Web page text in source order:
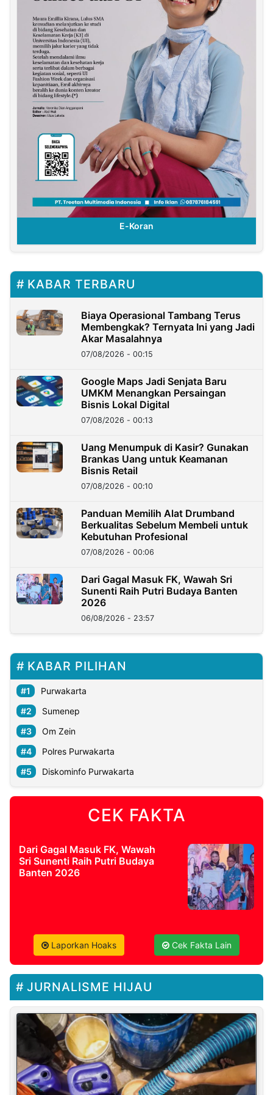
E-Koran
KABAR TERBARU
Biaya Operasional Tambang Terus
Membengkak? Ternyata Ini yang Jadi
Akar Masalahnya
07/08/2026 - 00:15
Google Maps Jadi Senjata Baru
UMKM Menangkan Persaingan
Bisnis Lokal Digital
07/08/2026 - 00:13
Uang Menumpuk di Kasir? Gunakan
Brankas Uang untuk Keamanan
Bisnis Retail
07/08/2026 - 00:10
Panduan Memilih Alat Drumband
Berkualitas Sebelum Membeli untuk
Kebutuhan Profesional
07/08/2026 - 00:06
Dari Gagal Masuk FK, Wawah Sri
Sunenti Raih Putri Budaya Banten
2026
06/08/2026 - 23:57
KABAR PILIHAN
Purwakarta
Sumenep
Om Zein
Polres Purwakarta
Diskominfo Purwakarta
CEK FAKTA
Dari Gagal Masuk FK, Wawah
Sri Sunenti Raih Putri Budaya
Banten 2026
Laporkan Hoaks Cek Fakta Lain
JURNALISME HIJAU